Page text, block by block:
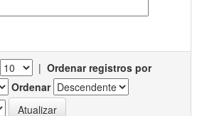
| Ordenar registros por
Ordenar